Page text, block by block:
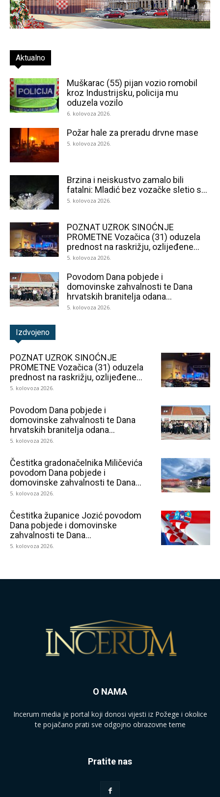
Aktualno
Muškarac (55) pijan vozio romobil
kroz Industrijsku, policija mu
oduzela vozilo
6. kolovoza 2026.
Požar hale za preradu drvne mase
5. kolovoza 2026.
Brzina i neiskustvo zamalo bili
fatalni: Mladić bez vozačke sletio s...
5. kolovoza 2026.
POZNAT UZROK SINOĆNJE
PROMETNE Vozačica (31) oduzela
prednost na raskrižju, ozlijeđene...
5. kolovoza 2026.
Povodom Dana pobjede i
domovinske zahvalnosti te Dana
hrvatskih branitelja odana...
5. kolovoza 2026.
Izdvojeno
POZNAT UZROK SINOĆNJE
PROMETNE Vozačica (31) oduzela
prednost na raskrižju, ozlijeđene...
5. kolovoza 2026.
Povodom Dana pobjede i
domovinske zahvalnosti te Dana
hrvatskih branitelja odana...
5. kolovoza 2026.
Čestitka gradonačelnika Miličevića
povodom Dana pobjede i
domovinske zahvalnosti te Dana...
5. kolovoza 2026.
Čestitka županice Jozić povodom
Dana pobjede i domovinske
zahvalnosti te Dana...
5. kolovoza 2026.
O NAMA
Incerum media je portal koji donosi vijesti iz Požege i okolice
te pojačano prati sve odgojno obrazovne teme
Pratite nas